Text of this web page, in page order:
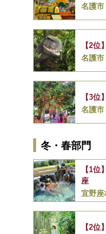
名護市
【2位
名護市
【3位
名護市
冬・春部門
【1
座
宜野座
【2位